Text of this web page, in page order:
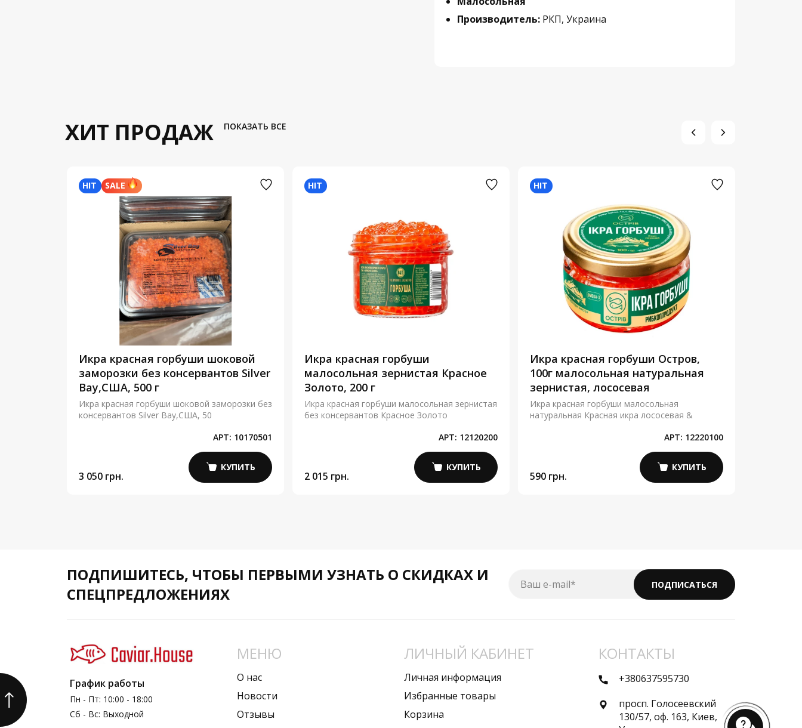
Производитель: РКП, Украина
ХИТ ПРОДАЖ ПОКАЗАТЬ ВСЕ
HIT SALE
Икра красная горбуши шоковой
заморозки без консервантов Silver
Bay,США, 500 г
Икра красная горбуши шоковой заморозки без
консервантов Silver Bay,США, 50
АРТ: 10170501
3 050 грн.
КУПИТЬ
HIT
Икра красная горбуши
малосольная зернистая Красное
Золото, 200 г
Икра красная горбуши малосольная зернистая
без консервантов Красное Золото
АРТ: 12120200
2 015 грн.
КУПИТЬ
HIT
Икра красная горбуши Остров,
100г малосольная натуральная
зернистая, лососевая
Икра красная горбуши малосольная
натуральная Красная икра лососевая &
АРТ: 12220100
590 грн.
КУПИТЬ
ПОДПИШИТЕСЬ, ЧТОБЫ ПЕРВЫМИ УЗНАТЬ О СКИДКАХ И
СПЕЦПРЕДЛОЖЕНИЯХ
Ваш e-mail* ПОДПИСАТЬСЯ
График работы
Пн - Пт: 10:00 - 18:00
Сб - Вс: Выходной
МЕНЮ
О нас
Новости
Отзывы
ЛИЧНЫЙ КАБИНЕТ
Личная информация
Избранные товары
Корзина
КОНТАКТЫ
+380637595730
просп. Голосеевский
130/57, оф. 163, Киев,